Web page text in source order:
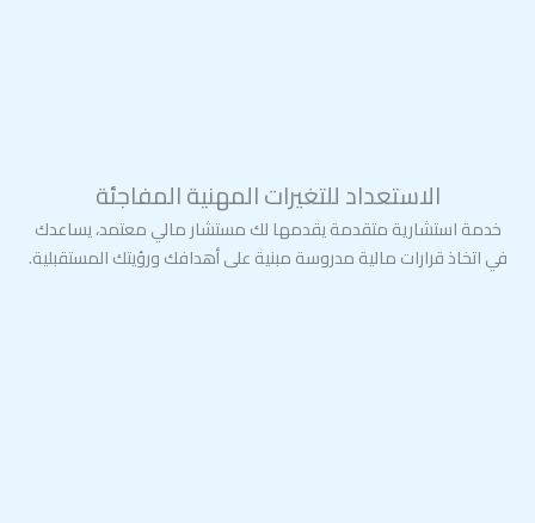
الاستعداد للتغيرات المهنية المفاجئة
خدمة استشارية متقدمة يقدمها لك مستشار مالي معتمد، يساعدك
في اتخاذ قرارات مالية مدروسة مبنية على أهدافك ورؤيتك المستقبلية.